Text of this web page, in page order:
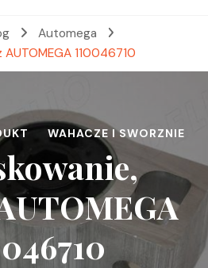
Automega
110046710
WAHACZE I SWORZNIE